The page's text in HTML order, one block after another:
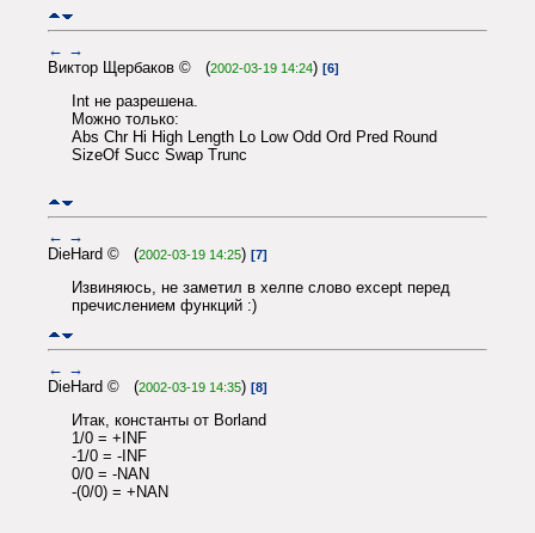
← →
Виктор Щербаков © (2002-03-19 14:24) [6]
Int не разрешена.
Можно только:
Abs Chr Hi High Length Lo Low Odd Ord Pred Round
SizeOf Succ Swap Trunc
← →
DieHard © (2002-03-19 14:25) [7]
Извиняюсь, не заметил в хелпе слово except перед
пречислением функций :)
← →
DieHard © (2002-03-19 14:35) [8]
Итак, константы от Borland
1/0 = +INF
-1/0 = -INF
0/0 = -NAN
-(0/0) = +NAN